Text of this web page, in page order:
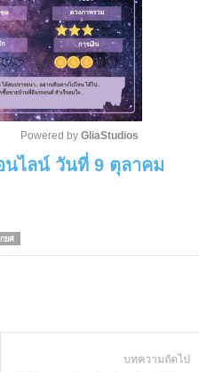
M
Powered by GliaStudios
นไลน์ วันที่ 9 ตุลาคม
ยศ
บทความถัดไป